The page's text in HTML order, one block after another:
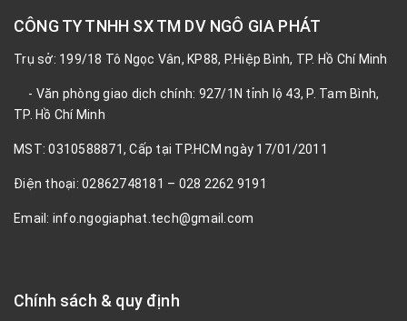
CÔNG TY TNHH SX TM DV NGÔ GIA PHÁT
Trụ sở: 199/18 Tô Ngọc Vân, KP88, P.Hiệp Bình, TP. Hồ Chí Minh
- Văn phòng giao dịch chính: 927/1N tỉnh lộ 43, P. Tam Bình,
TP. Hồ Chí Minh
MST: 0310588871, Cấp tại TP.HCM ngày 17/01/2011
Điện thoại: 02862748181 – 028 2262 9191
Email: info.ngogiaphat.tech@gmail.com
Chính sách & quy định